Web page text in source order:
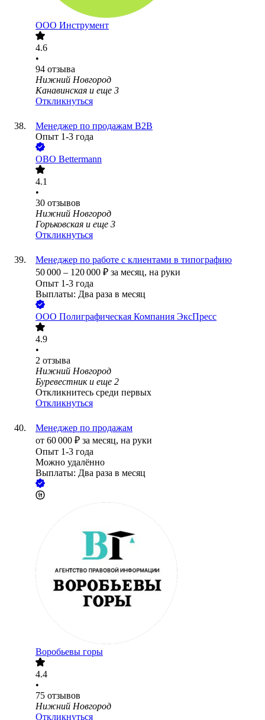
ООО Инструмент
4.6
•
94 отзыва
Нижний Новгород
Канавинская и еще 3
Откликнуться
Менеджер по продажам В2В
Опыт 1-3 года
OBO Bettermann
4.1
•
30 отзывов
Нижний Новгород
Горьковская и еще 3
Откликнуться
Менеджер по работе с клиентами в типографию
50 000 – 120 000 ₽ за месяц, на руки
Опыт 1-3 года
Выплаты: Два раза в месяц
ООО Полиграфическая Компания ЭксПресс
4.9
•
2 отзыва
Нижний Новгород
Буревестник и еще 2
Откликнитесь среди первых
Откликнуться
Менеджер по продажам
от 60 000 ₽ за месяц, на руки
Опыт 1-3 года
Можно удалённо
Выплаты: Два раза в месяц
Воробьевы горы
4.4
•
75 отзывов
Нижний Новгород
Откликнуться